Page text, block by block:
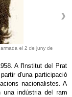
el 2 de juny de
A l'lnstitut del Prat
d'una participació
nacionalistes. A
indústria del ram